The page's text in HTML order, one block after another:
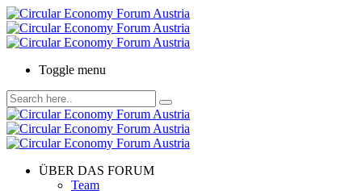
Toggle menu
ÜBER DAS FORUM
Team